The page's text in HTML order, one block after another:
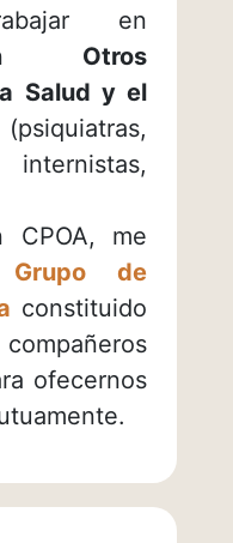
en
Otros
Salud y el
CPOA, me
de
constituido
ofecernos